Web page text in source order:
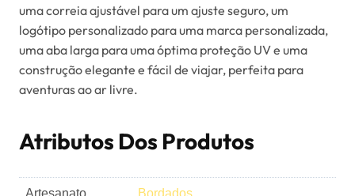
uma correia ajustável para um ajuste seguro, um
logótipo personalizado para uma marca personalizada,
uma aba larga para uma óptima proteção UV e uma
construção elegante e fácil de viajar, perfeita para
aventuras ao ar livre.
Atributos Dos Produtos